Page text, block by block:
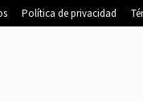
Política de privacidad